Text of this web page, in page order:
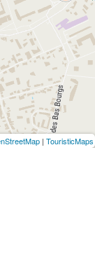
| TouristicMaps